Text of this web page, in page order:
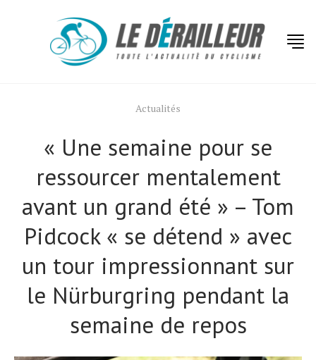
Actualités
« Une semaine pour se
ressourcer mentalement
avant un grand été » – Tom
Pidcock « se détend » avec
un tour impressionnant sur
le Nürburgring pendant la
semaine de repos